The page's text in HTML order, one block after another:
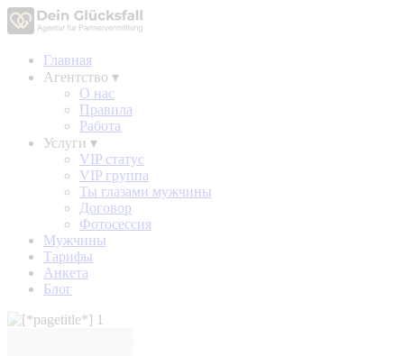
Главная
Агентство ▾
О нас
Правила
Работа
Услуги ▾
VIP статус
VIP группа
Ты глазами мужчины
Договор
Фотосессия
Мужчины
Тарифы
Анкета
Блог